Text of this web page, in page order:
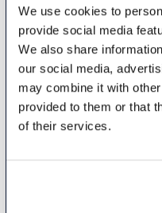
We use cookies to
provide social media
We also share
our social media,
may combine it with
provided to them or that
of their services.
Ayant plus de 16 ans, je
traitement de mes données
politique de confidentialité
J’accepte de recevoir des